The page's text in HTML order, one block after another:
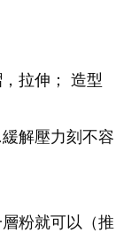
拉伸； 造型
解壓力刻不容
粉就可以（推